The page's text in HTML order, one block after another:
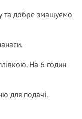
та добре змащуємо
На 6 годин
для подачі.